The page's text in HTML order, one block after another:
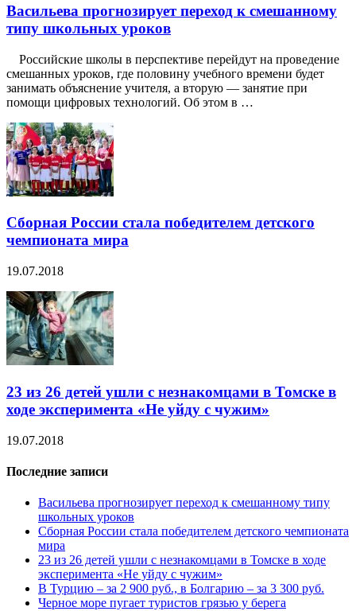
Васильева прогнозирует переход к смешанному
типу школьных уроков
Российские школы в перспективе перейдут на проведение
смешанных уроков, где половину учебного времени будет
занимать объяснение учителя, а вторую — занятие при
помощи цифровых технологий. Об этом в …
Сборная России стала победителем детского
чемпионата мира
19.07.2018
23 из 26 детей ушли с незнакомцами в Томске в
ходе эксперимента «Не уйду с чужим»
19.07.2018
Последние записи
Васильева прогнозирует переход к смешанному типу
школьных уроков
Сборная России стала победителем детского чемпионата
мира
23 из 26 детей ушли с незнакомцами в Томске в ходе
эксперимента «Не уйду с чужим»
В Турцию – за 2 900 руб., в Болгарию – за 3 300 руб.
Черное море пугает туристов грязью у берега